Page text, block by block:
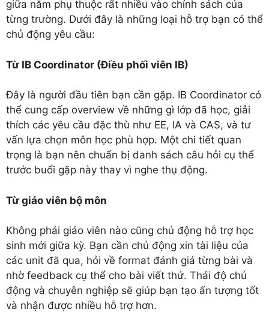
giữa năm phụ thuộc rất nhiều vào chính sách của
từng trường. Dưới đây là những loại hỗ trợ bạn có thể
chủ động yêu cầu:
Từ IB Coordinator (Điều phối viên IB)
Đây là người đầu tiên bạn cần gặp. IB Coordinator có
thể cung cấp overview về những gì lớp đã học, giải
thích các yêu cầu đặc thù như EE, IA và CAS, và tư
vấn lựa chọn môn học phù hợp. Một chi tiết quan
trọng là bạn nên chuẩn bị danh sách câu hỏi cụ thể
trước buổi gặp này thay vì nghe thụ động.
Từ giáo viên bộ môn
Không phải giáo viên nào cũng chủ động hỗ trợ học
sinh mới giữa kỳ. Bạn cần chủ động xin tài liệu của
các unit đã qua, hỏi về format đánh giá từng bài và
nhờ feedback cụ thể cho bài viết thử. Thái độ chủ
động và chuyên nghiệp sẽ giúp bạn tạo ấn tượng tốt
và nhận được nhiều hỗ trợ hơn.